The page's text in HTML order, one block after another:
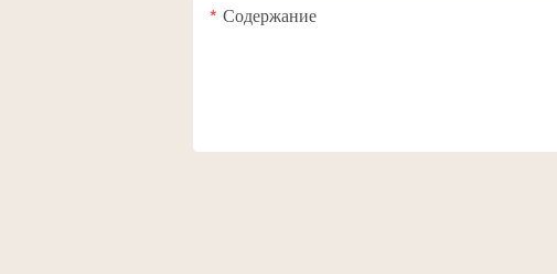
Содержание